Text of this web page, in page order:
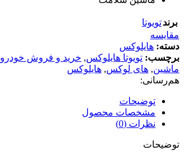
برندتویوتا
مقایسه
دسته: هایلوکس
برچسب: تویوتا هایلوکس, خرید و فروش خودرو
ماشین, های لوکس, هایلوکس
هم‌رسانی:
توضیحات
مشخصات محصول
نظرات (0)
توضیحات